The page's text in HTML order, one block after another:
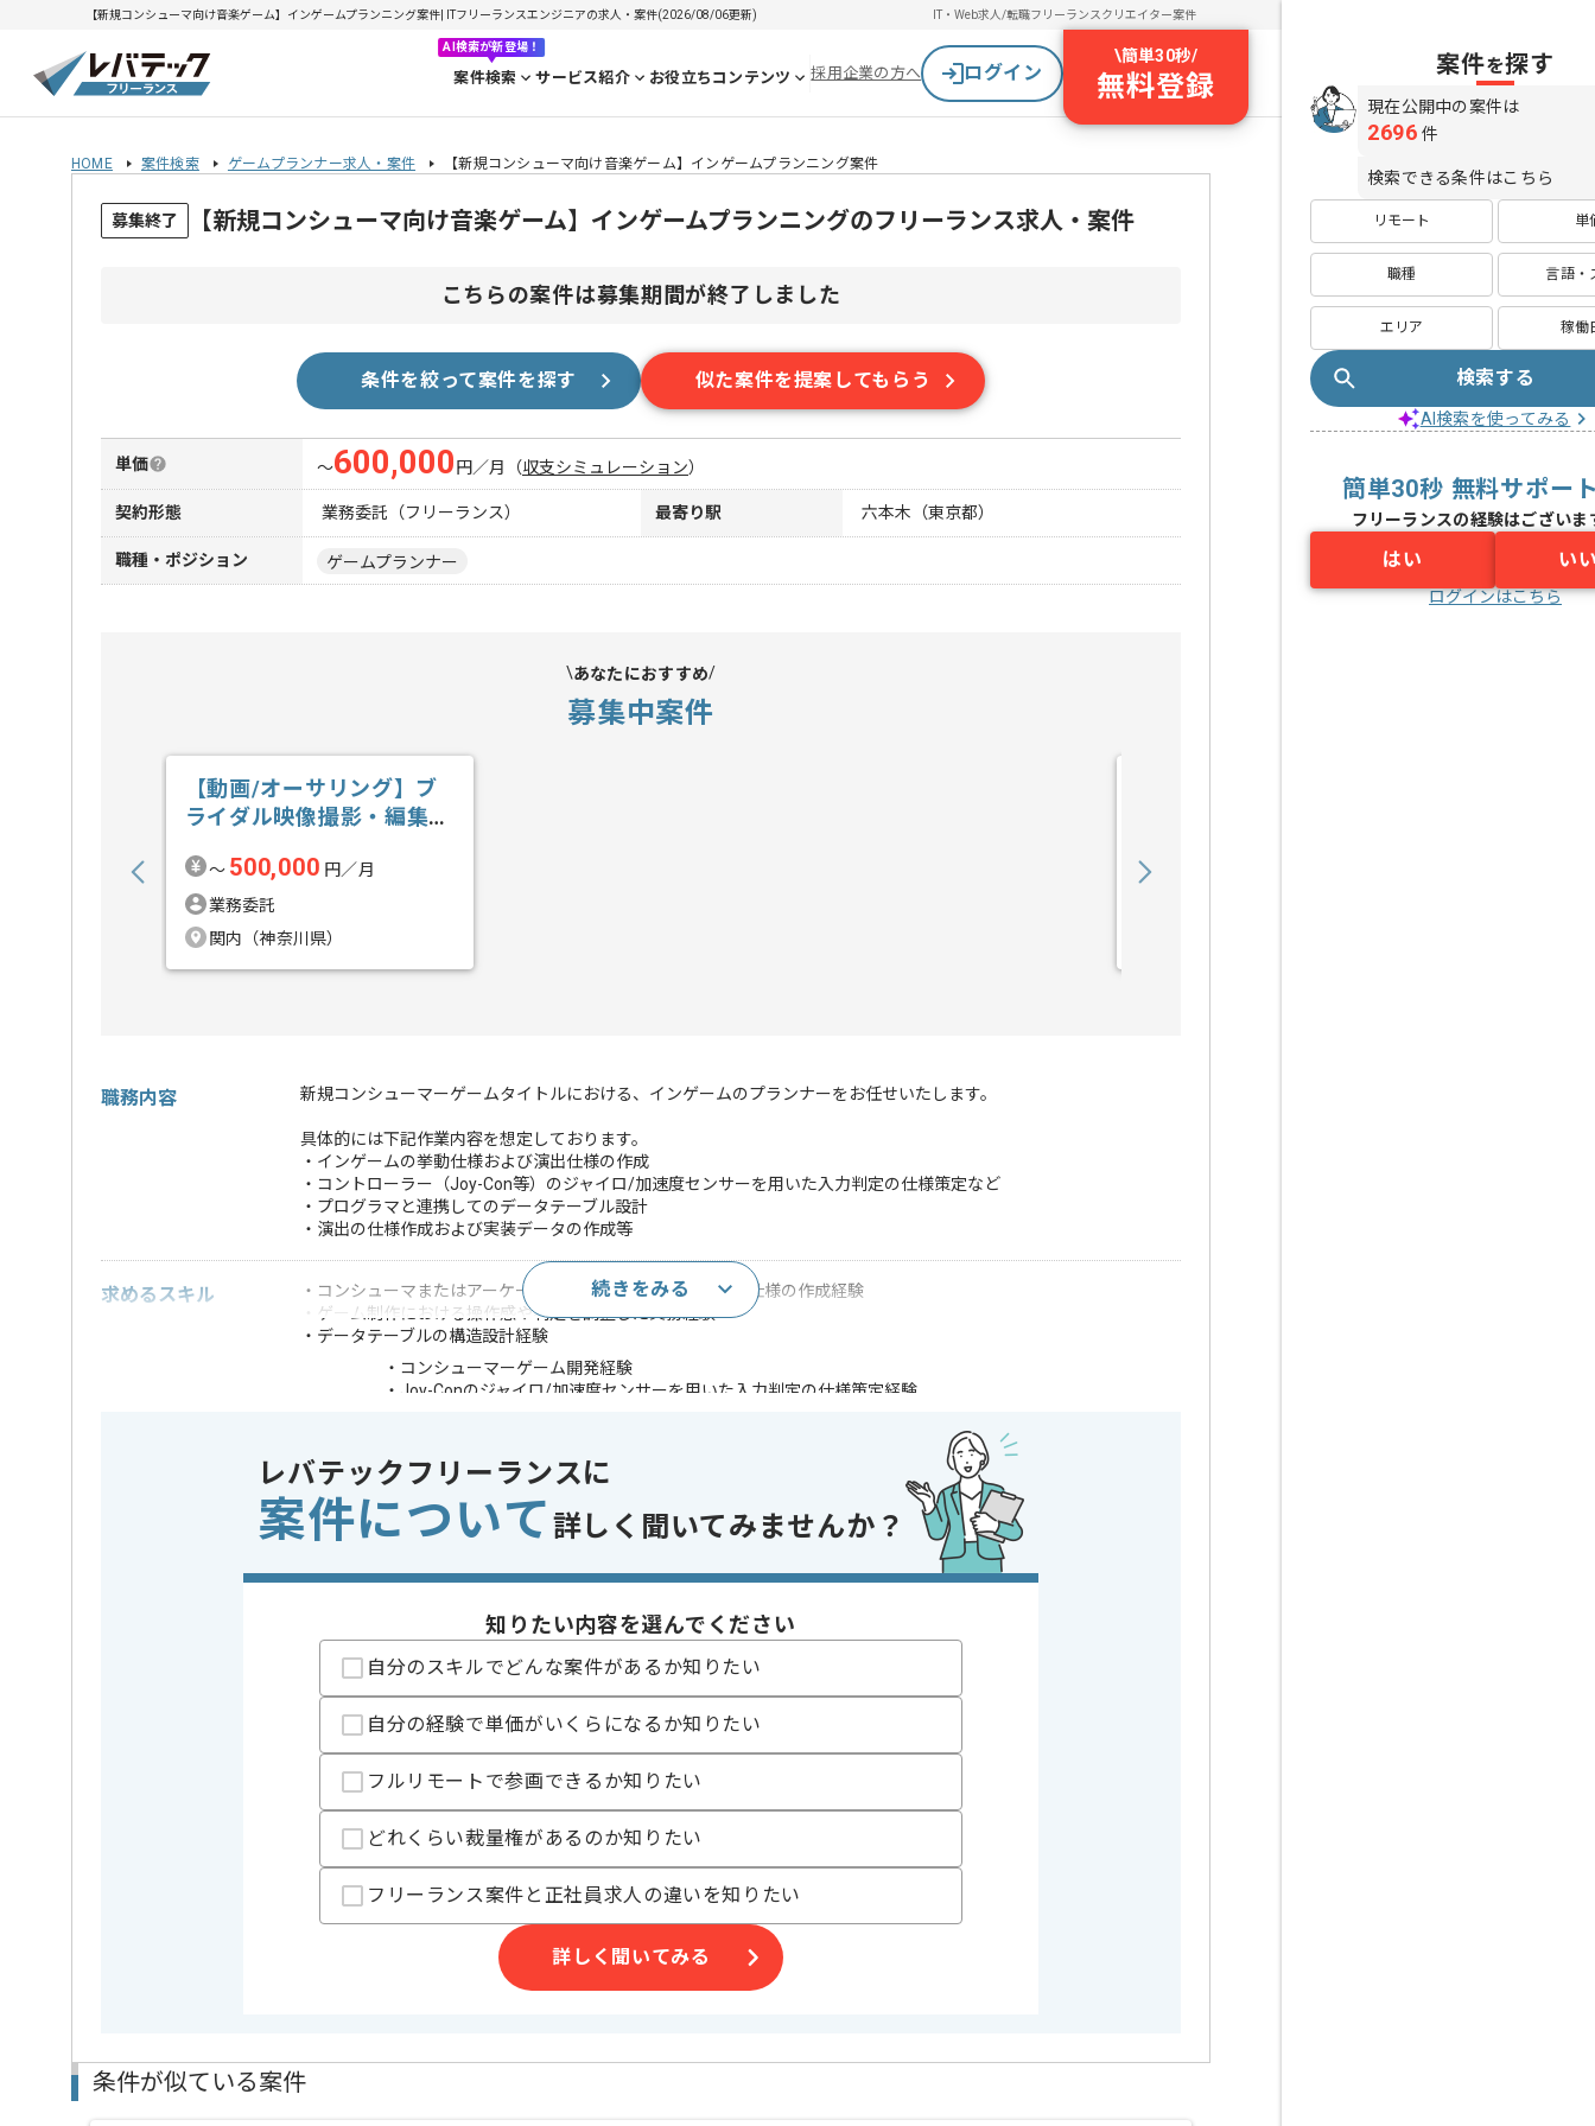
【新規コンシューマ向け音楽ゲーム】インゲームプランニング案件| ITフリーランスエンジニアの求人・案件(2026/08/06更新) IT・Web求人/転職フリーランスクリエイター案件
AI検索が新登場！
案件検索 サービス紹介 お役立ちコンテンツ 採用企業の方へ ログイン
\簡単30秒/
無料登録
HOME 案件検索 ゲームプランナー求人・案件 【新規コンシューマ向け音楽ゲーム】インゲームプランニング案件
募集終了 【新規コンシューマ向け音楽ゲーム】インゲームプランニングのフリーランス求人・案件
こちらの案件は募集期間が終了しました
条件を絞って案件を探す 似た案件を提案してもらう
単価 〜600,000 円／月 （収支シミュレーション）
契約形態 業務委託（フリーランス） 最寄り駅 六本木（東京都）
職種・ポジション ゲームプランナー
あなたにおすすめ
募集中案件
【動画/オーサリング】ブ
ライダル映像撮影・編集の
〜 500,000 円／月
業務委託
関内（神奈川県）
職務内容 新規コンシューマーゲームタイトルにおける、インゲームのプランナーをお任せいたします。
具体的には下記作業内容を想定しております。
・インゲームの挙動仕様および演出仕様の作成
・コントローラー（Joy-Con等）のジャイロ/加速度センサーを用いた入力判定の仕様策定など
・プログラマと連携してのデータテーブル設計
・演出の仕様作成および実装データの作成等
求めるスキル
・コンシューマまたはアーケードゲームにおけるインゲーム仕様の作成経験
・ゲーム制作における操作感や判定を調整した実務経験
・データテーブルの構造設計経験
・コンシューマーゲーム開発経験
・Joy-Conのジャイロ/加速度センサーを用いた入力判定の仕様策定経験
※上記に似た経験やスキルをお持ちであれば申し込み可能なケースもございます！まずはお気軽にご相談ください！
この案件のポイント 業界
コンシューマーゲーム
30代活躍中 , 長期プロジェクト , 40代活躍中 , ゲーム好き歓迎 , 服装自由
支払いサイト
東証プライム市場に上場している企業です。
オンラインゲームの開発・運営を中心にVR事業や投資事業を展開しております。
健康経営優良法人に認定されているため、安定した作業環境をお求めの方におすすめでございます。
続きをみる
レバテックフリーランスに
案件について 詳しく聞いてみませんか？
知りたい内容を選んでください
自分のスキルでどんな案件があるか知りたい
自分の経験で単価がいくらになるか知りたい
フルリモートで参画できるか知りたい
どれくらい裁量権があるのか知りたい
フリーランス案件と正社員求人の違いを知りたい
詳しく聞いてみる
条件が似ている案件
案件を探す
現在公開中の案件は
2696 件
検索できる条件はこちら
リモート 単
職種 言語・
エリア 稼働
検索する
AI検索を使ってみる
簡単30秒 無料サポー
フリーランスの経験はございま
はい い
ログインはこちら